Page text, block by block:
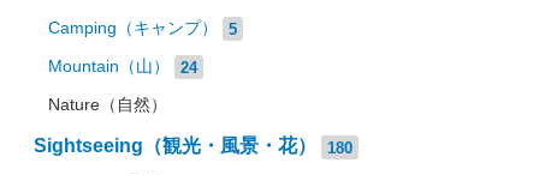
Camping（キャンプ） 5
Mountain（山） 24
Nature（自然）
Sightseeing（観光・風景・花） 180